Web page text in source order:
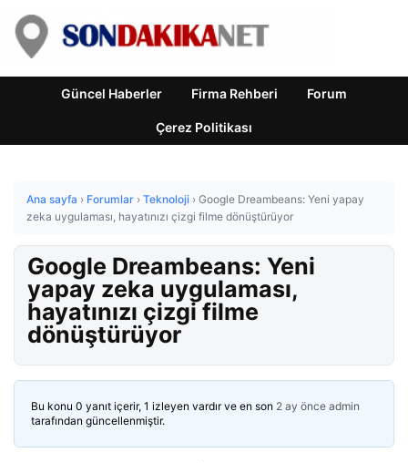
Güncel Haberler Firma Rehberi Forum
Çerez Politikası
Ana sayfa › Forumlar › Teknoloji › Google Dreambeans: Yeni yapay
zeka uygulaması, hayatınızı çizgi filme dönüştürüyor
Google Dreambeans: Yeni
yapay zeka uygulaması,
hayatınızı çizgi filme
dönüştürüyor
Bu konu 0 yanıt içerir, 1 izleyen vardır ve en son 2 ay önce admin
tarafından güncellenmiştir.